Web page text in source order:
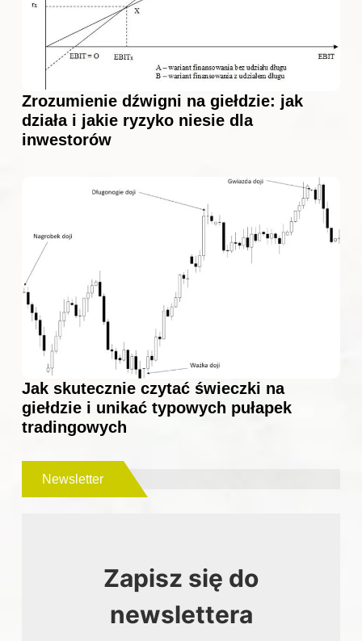
Zrozumienie dźwigni na giełdzie: jak
działa i jakie ryzyko niesie dla
inwestorów
Jak skutecznie czytać świeczki na
giełdzie i unikać typowych pułapek
tradingowych
Newsletter
Zapisz się do
newslettera